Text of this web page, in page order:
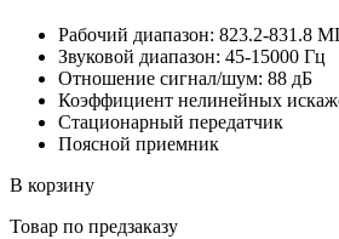
Рабочий диапазон: 823.2-831.8
Звуковой диапазон: 45-15000 Гц
Отношение сигнал/шум: 88 дБ
Коэффициент нелинейных
Стационарный передатчик
Поясной приемник
В корзину
Товар по предзаказу